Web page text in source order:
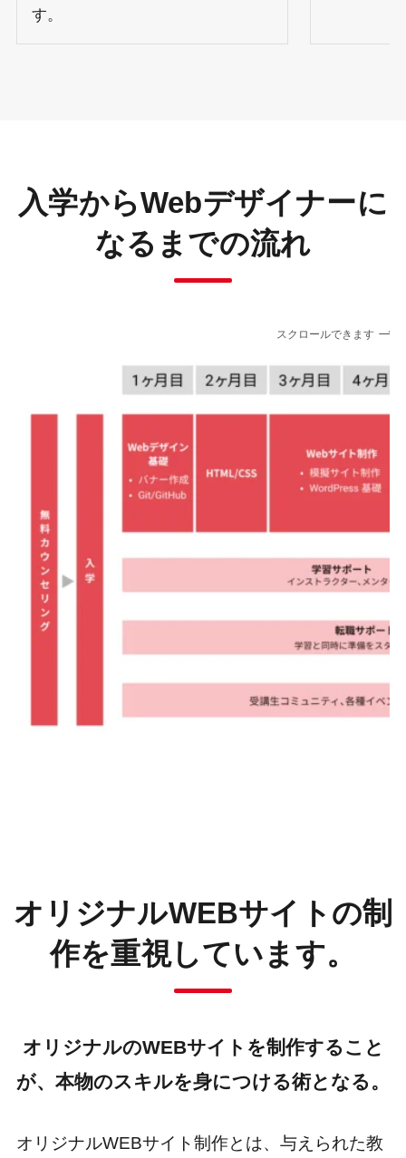
す。
入学からWebデザイナーに
なるまでの流れ
スクロールできます
オリジナルWEBサイトの制
作を重視しています。
オリジナルのWEBサイトを制作すること
が、 本物のスキルを身につける術となる。
オリジナルWEBサイト制作とは、与えられた教